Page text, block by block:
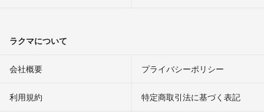
ラクマについて
会社概要 プライバシーポリシー
利用規約 特定商取引法に基づく表記